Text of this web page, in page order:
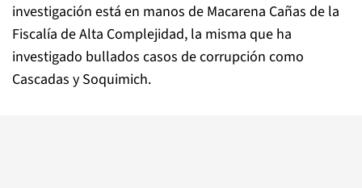
investigación está en manos de Macarena Cañas de la
Fiscalía de Alta Complejidad, la misma que ha
investigado bullados casos de corrupción como
Cascadas y Soquimich.